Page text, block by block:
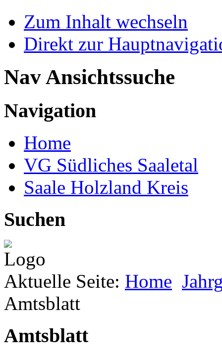
Zum Inhalt wechseln
Direkt zur
Nav Ansichtssuche
Navigation
Home
VG Südliches Saaletal
Saale Holzland Kreis
Suchen
Aktuelle Seite: Home
Amtsblatt
Amtsblatt